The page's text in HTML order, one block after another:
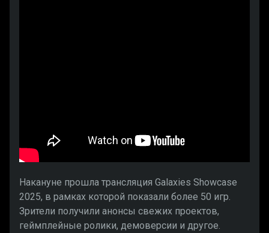
Накануне прошла трансляция Galaxies Showcase
2025, в рамках которой показали более 50 игр.
Зрители получили анонсы свежих проектов,
геймплейные ролики, демоверсии и другое.